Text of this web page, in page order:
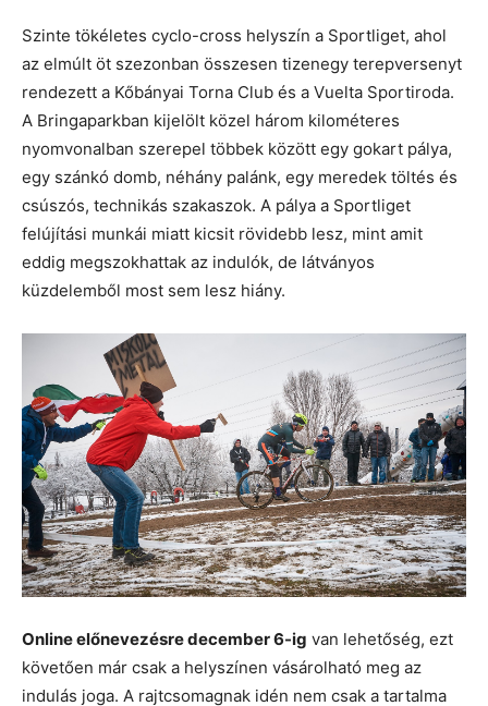
Szinte tökéletes cyclo-cross helyszín a Sportliget, ahol
az elmúlt öt szezonban összesen tizenegy terepversenyt
rendezett a Kőbányai Torna Club és a Vuelta Sportiroda.
A Bringaparkban kijelölt közel három kilométeres
nyomvonalban szerepel többek között egy gokart pálya,
egy szánkó domb, néhány palánk, egy meredek töltés és
csúszós, technikás szakaszok. A pálya a Sportliget
felújítási munkái miatt kicsit rövidebb lesz, mint amit
eddig megszokhattak az indulók, de látványos
küzdelemből most sem lesz hiány.
Online előnevezésre december 6-ig van lehetőség, ezt
követően már csak a helyszínen vásárolható meg az
indulás joga. A rajtcsomagnak idén nem csak a tartalma